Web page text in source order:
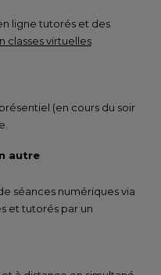
ligne tutorés et des
classes virtuelles
(en cours du soir
autre
séances numériques via
et tutorés par un